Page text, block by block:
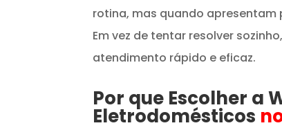
rotina, mas quando apresentam
Em vez de tentar resolver
atendimento rápido e eficaz.
Por que Escolher a
Eletrodomésticos